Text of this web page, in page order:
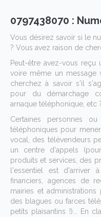
0797438070 :
Vous désirez savoir si le
? Vous avez raison de
Peut-être avez-vous
voire même un message
cherchez à savoir s'il
pour du démarchage
arnaque téléphonique, etc
Certaines personnes
téléphoniques pour
vocal, des télévendeurs
un centre d'appels
produits et services, des
l'essentiel est d'arriver
financiers, agences de
mairies et administrations
des blagues ou farces
petits plaisantins !)... En